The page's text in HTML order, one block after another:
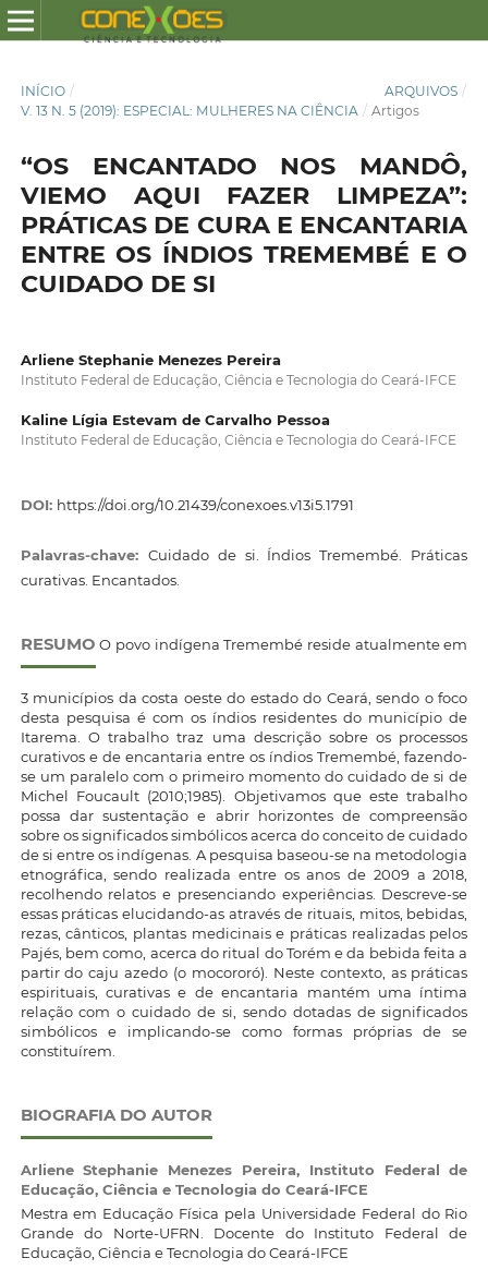
INÍCIO / ARQUIVOS /
V. 13 N. 5 (2019): ESPECIAL: MULHERES NA CIÊNCIA / Artigos
“OS ENCANTADO NOS MANDÔ,
VIEMO AQUI FAZER LIMPEZA”:
PRÁTICAS DE CURA E ENCANTARIA
ENTRE OS ÍNDIOS TREMEMBÉ E O
CUIDADO DE SI
Arliene Stephanie Menezes Pereira
Instituto Federal de Educação, Ciência e Tecnologia do Ceará-IFCE
Kaline Lígia Estevam de Carvalho Pessoa
Instituto Federal de Educação, Ciência e Tecnologia do Ceará-IFCE
DOI: https://doi.org/10.21439/conexoes.v13i5.1791
Palavras-chave: Cuidado de si. Índios Tremembé. Práticas
curativas. Encantados.
RESUMO O povo indígena Tremembé reside atualmente em
3 municípios da costa oeste do estado do Ceará, sendo o foco
desta pesquisa é com os índios residentes do município de
Itarema. O trabalho traz uma descrição sobre os processos
curativos e de encantaria entre os índios Tremembé, fazendo-
se um paralelo com o primeiro momento do cuidado de si de
Michel Foucault (2010;1985). Objetivamos que este trabalho
possa dar sustentação e abrir horizontes de compreensão
sobre os significados simbólicos acerca do conceito de cuidado
de si entre os indígenas. A pesquisa baseou-se na metodologia
etnográfica, sendo realizada entre os anos de 2009 a 2018,
recolhendo relatos e presenciando experiências. Descreve-se
essas práticas elucidando-as através de rituais, mitos, bebidas,
rezas, cânticos, plantas medicinais e práticas realizadas pelos
Pajés, bem como, acerca do ritual do Torém e da bebida feita a
partir do caju azedo (o mocororó). Neste contexto, as práticas
espirituais, curativas e de encantaria mantém uma íntima
relação com o cuidado de si, sendo dotadas de significados
simbólicos e implicando-se como formas próprias de se
constituírem.
BIOGRAFIA DO AUTOR
Arliene Stephanie Menezes Pereira, Instituto Federal de
Educação, Ciência e Tecnologia do Ceará-IFCE
Mestra em Educação Física pela Universidade Federal do Rio
Grande do Norte-UFRN. Docente do Instituto Federal de
Educação, Ciência e Tecnologia do Ceará-IFCE